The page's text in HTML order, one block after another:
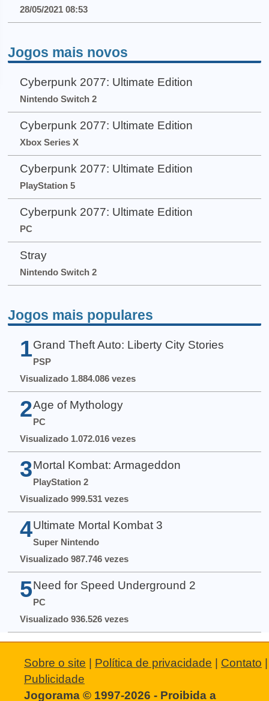
28/05/2021 08:53
Jogos mais novos
Cyberpunk 2077: Ultimate Edition
Nintendo Switch 2
Cyberpunk 2077: Ultimate Edition
Xbox Series X
Cyberpunk 2077: Ultimate Edition
PlayStation 5
Cyberpunk 2077: Ultimate Edition
PC
Stray
Nintendo Switch 2
Jogos mais populares
1 Grand Theft Auto: Liberty City Stories
PSP
Visualizado 1.884.086 vezes
2 Age of Mythology
PC
Visualizado 1.072.016 vezes
3 Mortal Kombat: Armageddon
PlayStation 2
Visualizado 999.531 vezes
4 Ultimate Mortal Kombat 3
Super Nintendo
Visualizado 987.746 vezes
5 Need for Speed Underground 2
PC
Visualizado 936.526 vezes
Sobre o site | Política de privacidade | Contato |
Publicidade
Jogorama © 1997-2026 - Proibida a